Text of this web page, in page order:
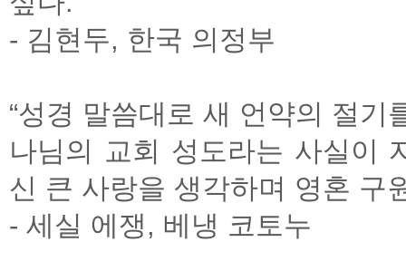
- 김현두, 한국 의정부
“성경 말씀대로 새 언약의 절
나님의 교회 성도라는 사실이
신 큰 사랑을 생각하며 영혼 구
- 세실 에쟁, 베냉 코토누